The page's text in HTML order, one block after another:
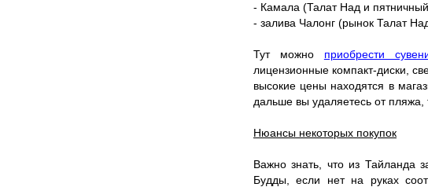
- Камала (Талат Над и
- залива Чалонг (рынок Талат
Тут можно приобрести
лицензионные компакт-диски,
высокие цены находятся в
дальше вы удаляетесь от пляжа,
Нюансы некоторых покупок
Важно знать, что из Тайланда
Будды, если нет на руках